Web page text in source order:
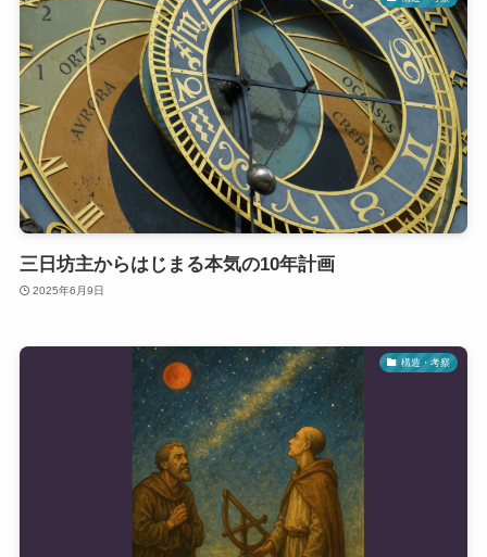
三日坊主からはじまる本気の10年計画
2025年6月9日
構造・考察